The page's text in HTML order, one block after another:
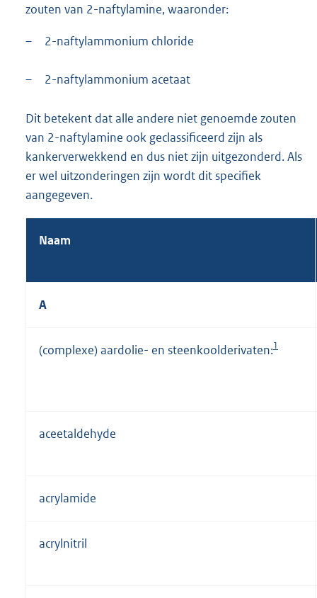
zouten van 2-naftylamine, waaronder:
– 2-naftylammonium chloride
– 2-naftylammonium acetaat
Dit betekent dat alle andere niet genoemde zouten
van 2-naftylamine ook geclassificeerd zijn als
kankerverwekkend en dus niet zijn uitgezonderd. Als
er wel uitzonderingen zijn wordt dit specifiek
aangegeven.
Naam
A
(complexe) aardolie- en steenkoolderivaten:1
aceetaldehyde
acrylamide
acrylnitril